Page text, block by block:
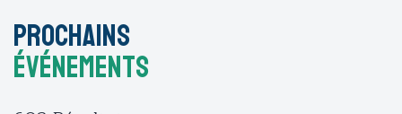
Prochains
événements